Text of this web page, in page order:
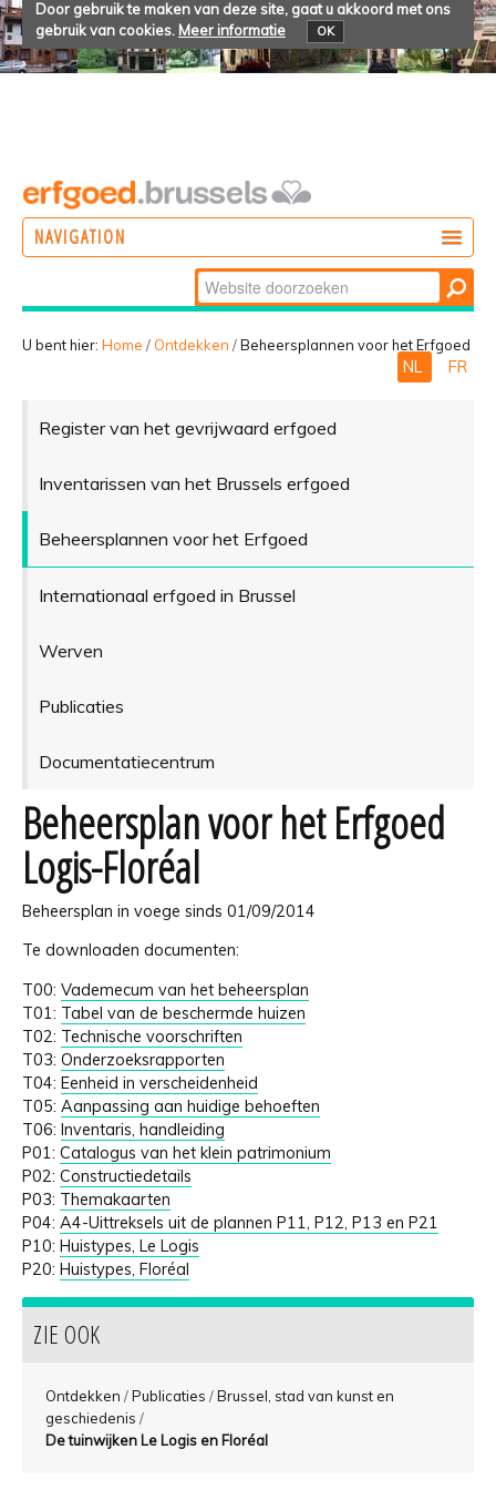
Door gebruik te maken van deze site, gaat u akkoord met ons
gebruik van cookies. Meer informatie OK
NAVIGATION
Zoek
Geavanceerd
zoeken...
U bent hier: Home / Ontdekken /Beheersplannen voor het Erfgoed
NL FR
Register van het gevrijwaard erfgoed
Inventarissen van het Brussels erfgoed
Beheersplannen voor het Erfgoed
Internationaal erfgoed in Brussel
Werven
Publicaties
Documentatiecentrum
Beheersplan voor het Erfgoed
Logis-Floréal
Beheersplan in voege sinds 01/09/2014
Te downloaden documenten:
T00: Vademecum van het beheersplan
T01: Tabel van de beschermde huizen
T02: Technische voorschriften
T03: Onderzoeksrapporten
T04: Eenheid in verscheidenheid
T05: Aanpassing aan huidige behoeften
T06: Inventaris, handleiding
P01: Catalogus van het klein patrimonium
P02: Constructiedetails
P03: Themakaarten
P04: A4-Uittreksels uit de plannen P11, P12, P13 en P21
P10: Huistypes, Le Logis
P20: Huistypes, Floréal
ZIE OOK
Ontdekken /Publicaties /Brussel, stad van kunst en
geschiedenis /
De tuinwijken Le Logis en Floréal